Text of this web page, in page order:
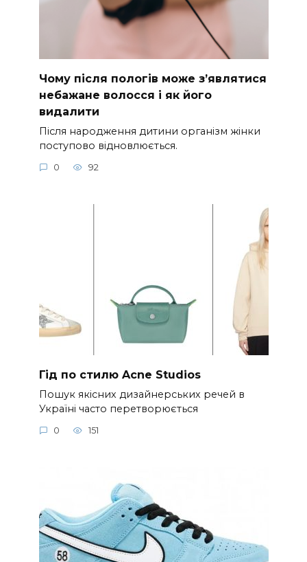
Чому після пологів може з’являтися
небажане волосся і як його
видалити
Після народження дитини організм жінки
поступово відновлюється.
0 92
Гід по стилю Acne Studios
Пошук якісних дизайнерських речей в
Україні часто перетворюється
0 151